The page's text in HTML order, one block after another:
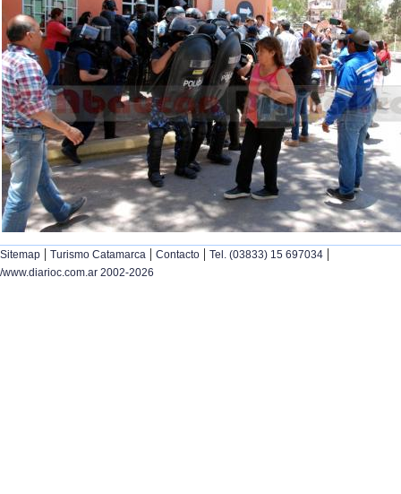
Sitemap | Turismo Catamarca | Contacto | Tel. (03833) 15 697034 |
/www.diarioc.com.ar 2002-2026